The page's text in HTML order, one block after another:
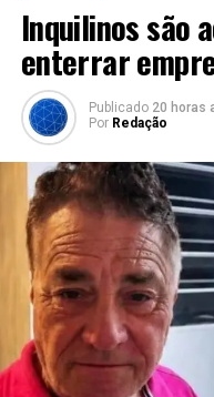
Inquilinos são
enterrar
Publicado 20 horas
Por Redação